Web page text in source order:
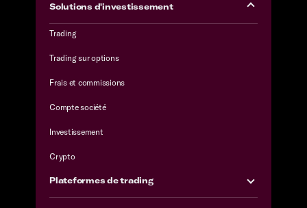
Solutions d'investissement
Trading
Trading sur options
Frais et commissions
Compte société
Investissement
Crypto
Plateformes de trading